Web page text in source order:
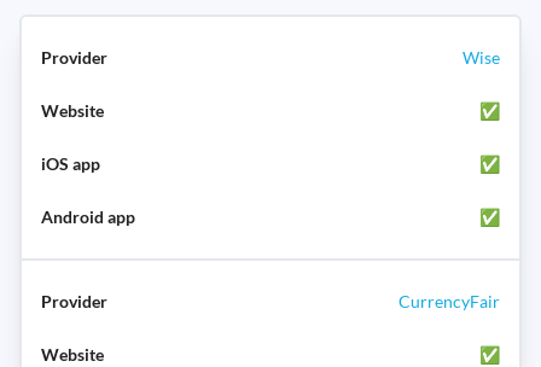
Wise
✅
✅
✅
CurrencyFair
✅